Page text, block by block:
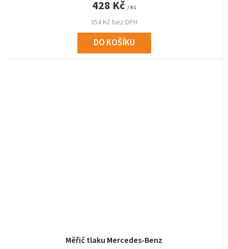
354 Kč bez DPH
428 Kč / ks
DO KOŠÍKU
Měřič tlaku Mercedes-Benz